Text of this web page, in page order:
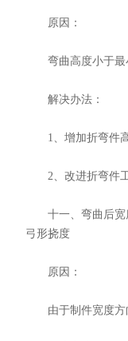
原因：
弯曲高度小于最
解决办法：
1、增加折弯件
2、改进折弯件
十一、弯曲后宽
弓形挠度
原因：
由于制件宽度方